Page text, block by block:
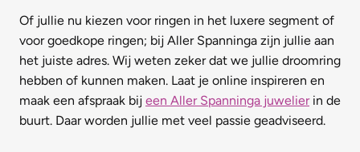
Of jullie nu kiezen voor ringen in het luxere segment of
voor goedkope ringen; bij Aller Spanninga zijn jullie aan
het juiste adres. Wij weten zeker dat we jullie droomring
hebben of kunnen maken. Laat je online inspireren en
maak een afspraak bij een Aller Spanninga juwelierin de
buurt. Daar worden jullie met veel passie geadviseerd.